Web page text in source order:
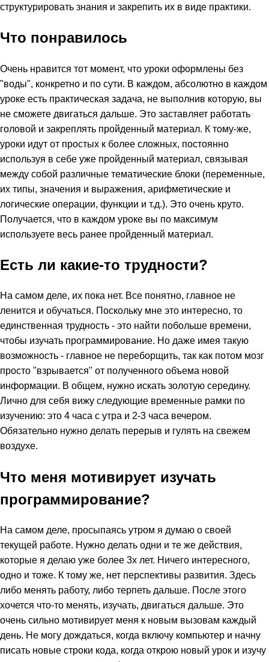
структурировать знания и закрепить их в виде практики.
Что понравилось
Очень нравится тот момент, что уроки оформлены без
"воды", конкретно и по сути. В каждом, абсолютно в каждом
уроке есть практическая задача, не выполнив которую, вы
не сможете двигаться дальше. Это заставляет работать
головой и закреплять пройденный материал. К тому-же,
уроки идут от простых к более сложных, постоянно
используя в себе уже пройденный материал, связывая
между собой различные тематические блоки (переменные,
их типы, значения и выражения, арифметические и
логические операции, функции и т.д.). Это очень круто.
Получается, что в каждом уроке вы по максимум
используете весь ранее пройденный материал.
Есть ли какие-то трудности?
На самом деле, их пока нет. Все понятно, главное не
ленится и обучаться. Поскольку мне это интересно, то
единственная трудность - это найти побольше времени,
чтобы изучать программирование. Но даже имея такую
возможность - главное не переборщить, так как потом мозг
просто "взрывается" от полученного объема новой
информации. В общем, нужно искать золотую середину.
Лично для себя вижу следующие временные рамки по
изучению: это 4 часа с утра и 2-3 часа вечером.
Обязательно нужно делать перерыв и гулять на свежем
воздухе.
Что меня мотивирует изучать
программирование?
На самом деле, просыпаясь утром я думаю о своей
текущей работе. Нужно делать одни и те же действия,
которые я делаю уже более 3х лет. Ничего интересного,
одно и тоже. К тому же, нет перспективы развития. Здесь
либо менять работу, либо терпеть дальше. После этого
хочется что-то менять, изучать, двигаться дальше. Это
очень сильно мотивирует меня к новым вызовам каждый
день. Не могу дождаться, когда включу компьютер и начну
писать новые строки кода, когда открою новый урок и изучу